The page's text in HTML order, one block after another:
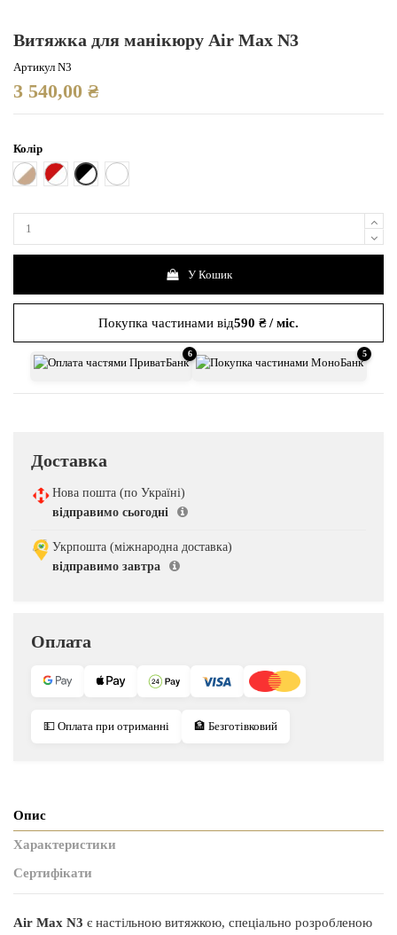
Витяжка для манікюру Air Max N3
Артикул N3
3 540,00 ₴
Колір
Білий з коричневим
Біла з червоною подушечкою
Біла з чорною подушечкою
Біла з білою подушечкою
У Кошик
Покупка частинами від590 ₴ / міс.
6 5
Доставка
Нова пошта (по Україні)
відправимо сьогодні
Укрпошта (міжнародна доставка)
відправимо завтра
Оплата
💵 Оплата при отриманні 🏦 Безготівковий
Опис
Характеристики
Сертифікати
Air Max N3 є настільною витяжкою, спеціально розробленою